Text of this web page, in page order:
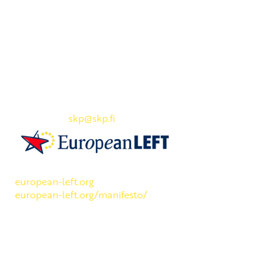
skp@skp.fi
european-left.org
european-left.org/manifesto/